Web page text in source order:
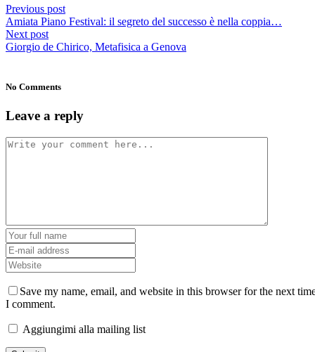
Previous post
Amiata Piano Festival: il segreto del successo è nella coppia…
Next post
Giorgio de Chirico, Metafisica a Genova
No Comments
Leave a reply
Save my name, email, and website in this browser for the next
I comment.
Aggiungimi alla mailing list